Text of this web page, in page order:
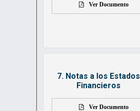
Ver Documento
7. Notas a los Estados
Financieros
Ver Documento